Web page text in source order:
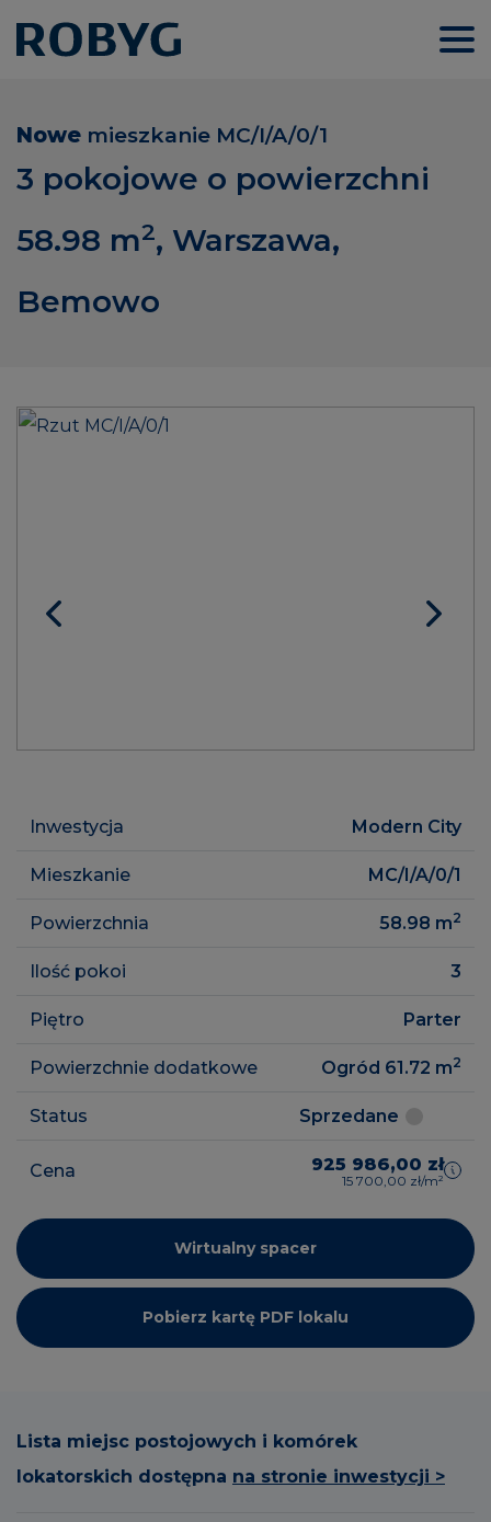
Nowe mieszkanie MC/I/A/0/1
3 pokojowe o powierzchni
58.98 m2, Warszawa,
Bemowo
Inwestycja Modern City
Mieszkanie MC/I/A/0/1
Powierzchnia 58.98 m2
Ilość pokoi 3
Piętro Parter
Powierzchnie dodatkowe Ogród 61.72 m2
Status Sprzedane
Cena 925 986,00 zł
15 700,00 zł/m²
Wirtualny spacer
Pobierz kartę PDF lokalu
Lista miejsc postojowych i komórek
lokatorskich dostępna na stronie inwestycji >